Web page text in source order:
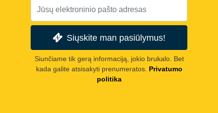
Siųskite man pasiūlymus!
Siunčiame tik gerą informaciją, jokio brukalo. Bet
kada galite atsisakyti prenumeratos. Privatumo
politika